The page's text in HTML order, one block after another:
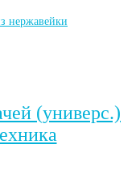
нержавейки
(универс.)